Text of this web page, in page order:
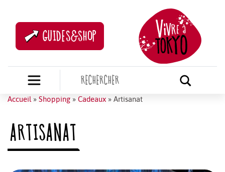
GUIDES&SHOP
Accueil » Shopping » Cadeaux » Artisanat
ARTISANAT